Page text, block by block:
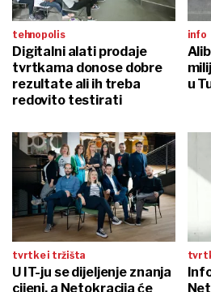
tehnopolis
Digitalni alati prodaje
tvrtkama donose dobre
rezultate ali ih treba
redovito testirati
info
u
tvrtke i tržišta
U IT-ju se dijeljenje znanja
cijeni, a Netokracija će